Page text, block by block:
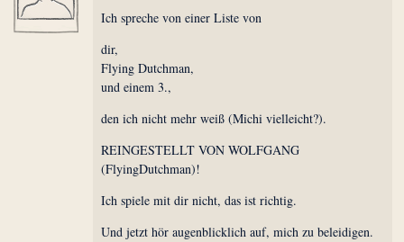
Ich spreche von einer Liste von
dir,
Flying Dutchman,
und einem 3.,
den ich nicht mehr weiß (Michi vielleicht?).
REINGESTELLT VON WOLFGANG
(FlyingDutchman)!
Ich spiele mit dir nicht, das ist richtig.
Und jetzt hör augenblicklich auf, mich zu beleidigen.